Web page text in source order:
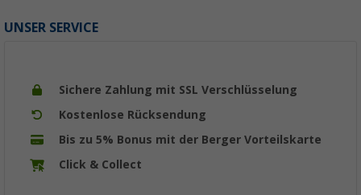
UNSER SERVICE
Sichere Zahlung mit SSL Verschlüsselung
Kostenlose Rücksendung
Bis zu 5% Bonus mit der Berger Vorteilskarte
Click & Collect